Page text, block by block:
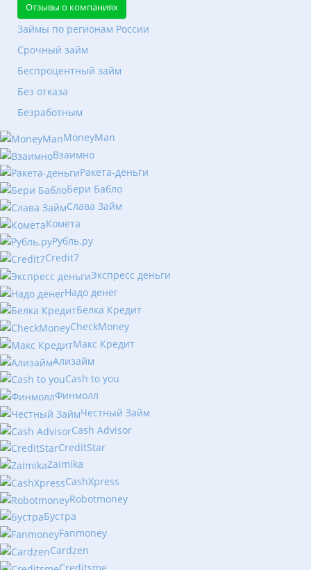
Отзывы о компаниях
Займы по регионам России
Срочный займ
Беспроцентный займ
Без отказа
Безработным
MoneyMan
Взаимно
Ракета-деньги
Бери Бабло
Слава Займ
Комета
Рубль.ру
Сredit7
Экспресс деньги
Надо денег
Белка Кредит
CheckMoney
Макс Кредит
Ализайм
Сash to you
Финмолл
Честный Займ
Cash Advisor
CreditStar
Zaimika
CashXpress
Robotmoney
Бустра
Fanmoney
Cardzen